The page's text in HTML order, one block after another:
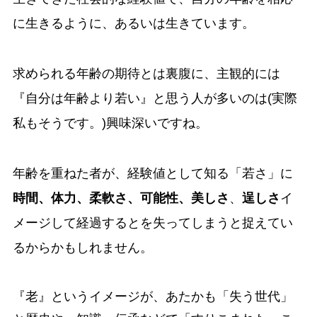
に生きるように、あるいは生きています。
求められる年齢の期待とは裏腹に、主観的には
『自分は年齢より若い』と思う人が多いのは(実際
私もそうです。)興味深いですね。
年齢を重ねた者が、経験値として知る「若さ」に
時間、体力、柔軟さ、可能性、美しさ 、 逞しさ イ
メージして経過するとを失ってしまうと捉えてい
るからかもしれません。
『老』というイメージが、あたかも「失う世代」